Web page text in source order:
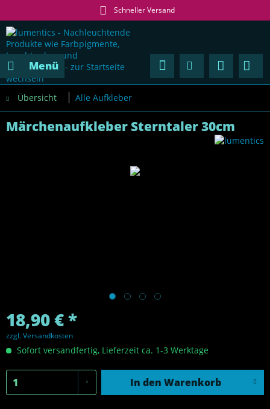
Schneller Versand
Menü
Übersicht Alle Aufkleber
Märchenaufkleber Sterntaler 30cm
18,90 € *
zzgl. Versandkosten
Sofort versandfertig, Lieferzeit ca. 1-3 Werktage
In den Warenkorb